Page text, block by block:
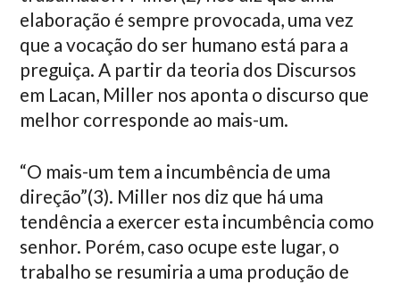
elaboração é sempre provocada, uma vez
que a vocação do ser humano está para a
preguiça. A partir da teoria dos Discursos
em Lacan, Miller nos aponta o discurso que
melhor corresponde ao mais-um.
“O mais-um tem a incumbência de uma
direção”(3). Miller nos diz que há uma
tendência a exercer esta incumbência como
senhor. Porém, caso ocupe este lugar, o
trabalho se resumiria a uma produção de